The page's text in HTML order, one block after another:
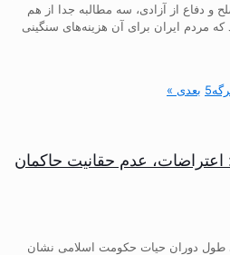
و دفاع از آزادی، سه مطالبه جدا از هم
که مردم ایران برای آن هزینه‌های سنگینی
5 بعدی »
اعتراضات، عدم حقانیت حاکمان
طول دوران حیات حکومت اسلامی نشان